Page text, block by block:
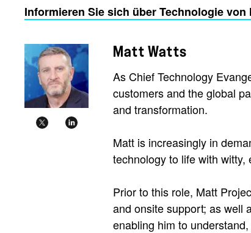
Informieren Sie sich über Technologie
Matt Watts
As Chief Technology
customers and the global
and transformation.
Matt is increasingly in
technology to life with
Prior to this role, Matt
and onsite support; as well
enabling him to